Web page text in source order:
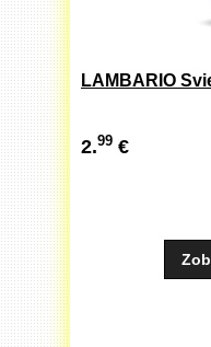
LAMBARIO
2.99 €